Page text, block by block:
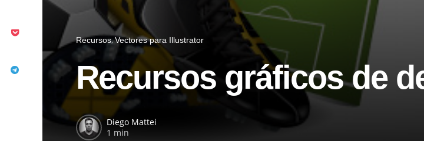
Recursos Vectores para Illustrator
Recursos gráficos de
Diego Mattei
1 min